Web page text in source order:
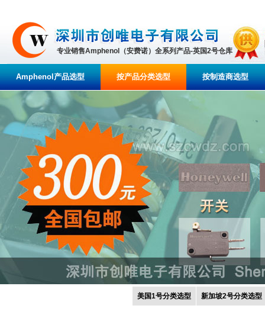
专业销售Amphenol（安费诺）全系列产品-英国2号仓库
Amphenol产品选型 按产品分类选型 按制造商选型
美国1号分类选型 新加坡2号分类选型